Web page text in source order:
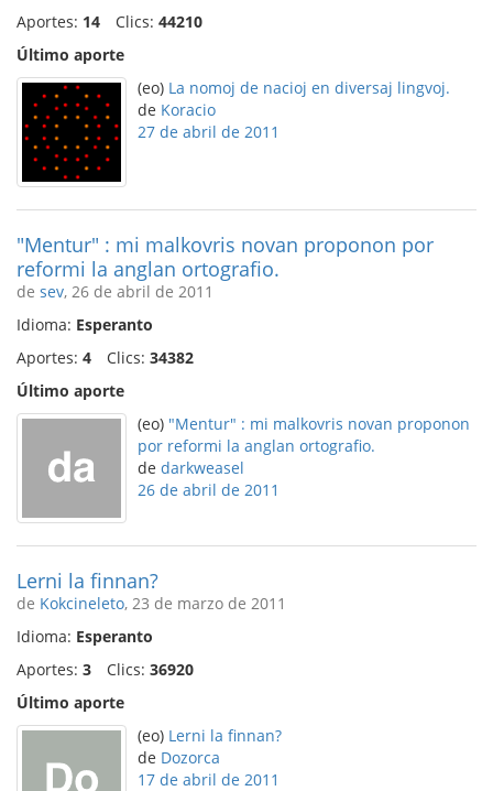
Aportes: 14 Clics: 44210
Último aporte
(eo) La nomoj de nacioj en diversaj lingvoj.
de Koracio
27 de abril de 2011
"Mentur" : mi malkovris novan proponon por
reformi la anglan ortografio.
de sev, 26 de abril de 2011
Idioma: Esperanto
Aportes: 4 Clics: 34382
Último aporte
(eo) "Mentur" : mi malkovris novan proponon
por reformi la anglan ortografio.
de darkweasel
26 de abril de 2011
Lerni la finnan?
de Kokcineleto, 23 de marzo de 2011
Idioma: Esperanto
Aportes: 3 Clics: 36920
Último aporte
(eo) Lerni la finnan?
de Dozorca
17 de abril de 2011